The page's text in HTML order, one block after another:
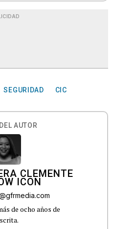
SEGURIDAD
CIC
AUTOR
CLEMENTE
de ocho años de